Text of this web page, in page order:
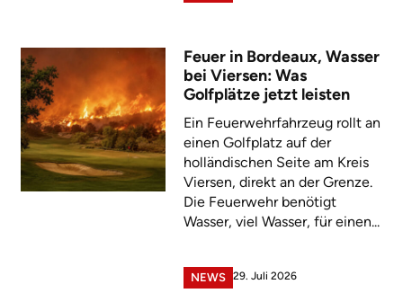
Feuer in Bordeaux, Wasser
bei Viersen: Was
Golfplätze jetzt leisten
Ein Feuerwehrfahrzeug rollt an
einen Golfplatz auf der
holländischen Seite am Kreis
Viersen, direkt an der Grenze.
Die Feuerwehr benötigt
Wasser, viel Wasser, für einen...
NEWS 29. Juli 2026